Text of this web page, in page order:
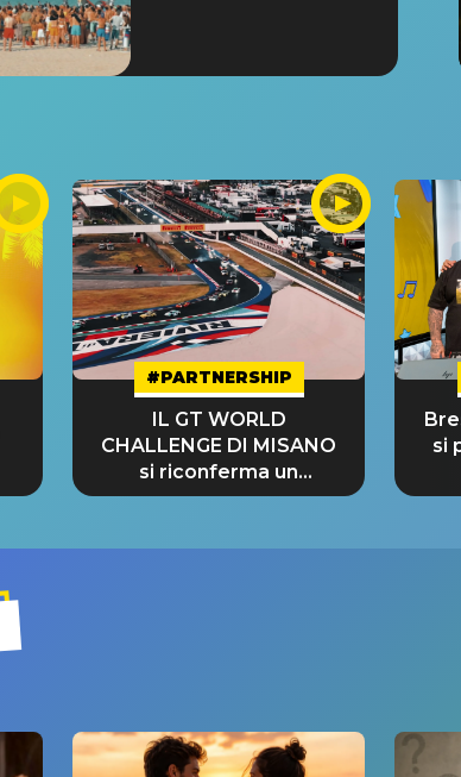
#PARTNERSHIP
IL GT WORLD
CHALLENGE DI MISANO
si riconferma un
GRANDE SUCCESSO!
si